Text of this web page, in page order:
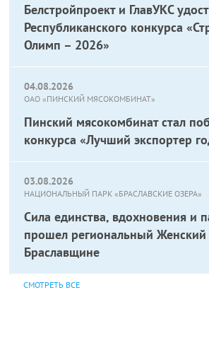
Белстройпроект и ГлавУКС
Республиканского конкурса
Олимп – 2026»
04.08.2026
ОАО «ПИНСКИЙ МЯСОКОМБИНАТ»
Пинский мясокомбинат стал
конкурса «Лучший экспортер
03.08.2026
НАЦИОНАЛЬНЫЙ ПАРК «БРАСЛАВСКИЕ ОЗЕРА»
Сила единства, вдохновения и
прошел региональный
Браславщине
СМОТРЕТЬ ВСЕ